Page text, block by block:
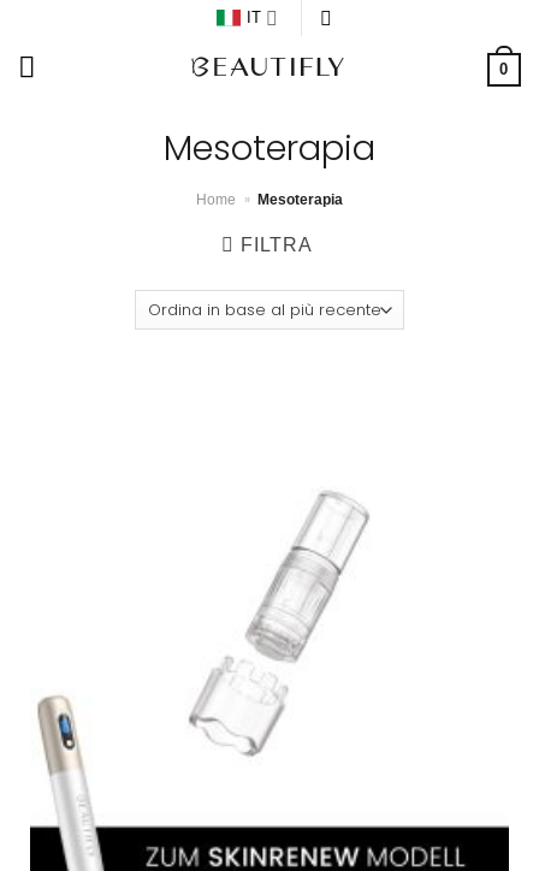
contenuti
IT
0
Mesoterapia
Home » Mesoterapia
FILTRA